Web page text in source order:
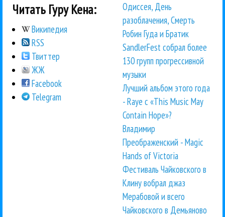
Читать Гуру Кена:
Википедия
RSS
Твиттер
ЖЖ
Facebook
Telegram
Одиссея, День
разоблачения, Смерть
Робин Гуда и Братик
SandlerFest собрал более
130 групп прогрессивной
музыки
Лучший альбом этого года
- Raye с «This Music May
Contain Hope»?
Владимир
Преображенский - Magic
Hands of Victoria
Фестиваль Чайковского в
Клину вобрал джаз
Мерабовой и всего
Чайковского в Демьяново